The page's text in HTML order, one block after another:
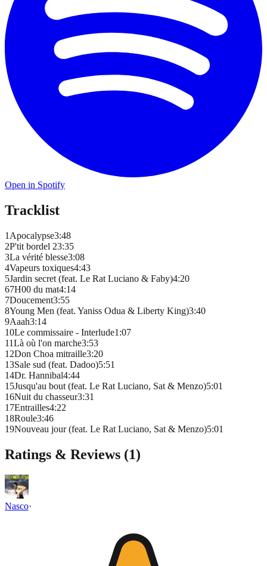
Open in Spotify
Tracklist
1 Apocalypse3:48
2P'tit bordel 23:35
3La vérité blesse3:08
4Vapeurs toxiques4:43
5Jardin secret (feat. Le Rat Luciano & Faby)4:20
67H00 du mat4:14
7Doucement3:55
8Young Men (feat. Yaniss Odua & Liberty King)3:40
9Aaah3:14
10Le commissaire - Interlude1 :07
11Là où l'on marche3:53
12Don Choa mitraille3:20
13Sale sud (feat. Dadoo)5:51
14Dr. Hannibal4:44
15Jusqu'au bout (feat. Le Rat Luciano, Sat & Menzo)5:01
16Nuit du chasseur3:31
17Entrailles4:22
18Roule3:46
19Nouveau jour (feat. Le Rat Luciano, Sat & Menzo)5:01
Ratings & Reviews (1)
Nasco·